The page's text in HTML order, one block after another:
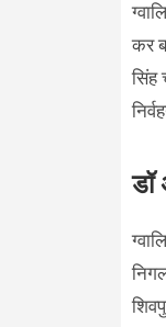
कर
सिंह
डॉ